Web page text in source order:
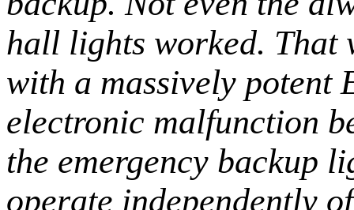
hall lights worked. That
with a massively potent
electronic malfunction
the emergency backup
operate independently